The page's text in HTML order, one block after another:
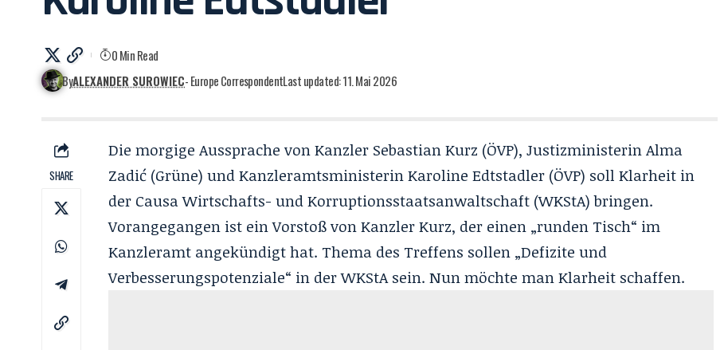
ByALEXANDER SUROWIEC- Europe CorrespondentLast updated: 11. Mai 2026
0 Min Read
SHARE
Die morgige Aussprache von Kanzler Sebastian Kurz (ÖVP), Justizministerin Alma
Zadić (Grüne) und Kanzleramtsministerin Karoline Edtstadler (ÖVP) soll Klarheit in
der Causa Wirtschafts- und Korruptionsstaatsanwaltschaft (WKStA) bringen.
Vorangegangen ist ein Vorstoß von Kanzler Kurz, der einen „runden Tisch“ im
Kanzleramt angekündigt hat. Thema des Treffens sollen „Defizite und
Verbesserungspotenziale“ in der WKStA sein. Nun möchte man Klarheit schaffen.